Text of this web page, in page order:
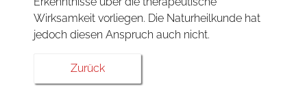
Wirksamkeit vorliegen. Die Naturheilkunde hat
jedoch diesen Anspruch auch nicht.
Zurück